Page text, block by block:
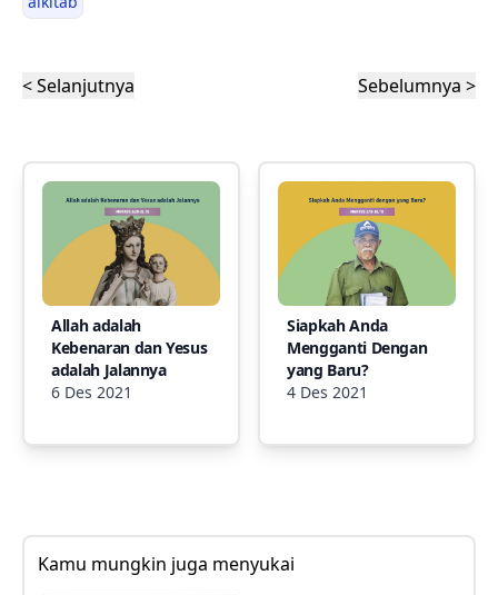
< Selanjutnya Sebelumnya >
Allah adalah
Kebenaran dan Yesus
adalah Jalannya
6 Des 2021
Siapkah Anda
Mengganti Dengan
yang Baru?
4 Des 2021
Kamu mungkin juga menyukai